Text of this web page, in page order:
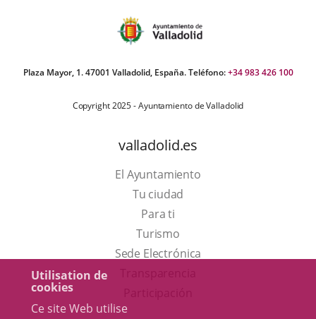
Utilisation de
cookies
Ce site Web utilise
Plaza Mayor, 1. 47001 Valladolid, España. Teléfono:+34 983 426 100
Copyright 2025 - Ayuntamiento de Valladolid
valladolid.es
El Ayuntamiento
Tu ciudad
Para ti
TurismoEste
enlace
Sede Electrónica